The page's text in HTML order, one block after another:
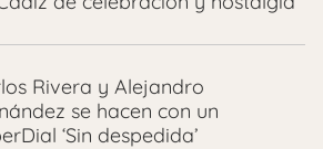
Rivera y Alejandro
se hacen con un
‘Sin despedida’